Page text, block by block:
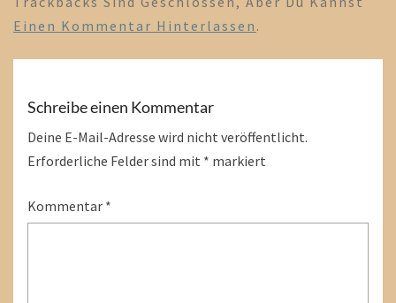
Einen Kommentar Hinterlassen .
Schreibe einen Kommentar
Deine E-Mail-Adresse wird nicht veröffentlicht.
Erforderliche Felder sind mit * markiert
Kommentar *